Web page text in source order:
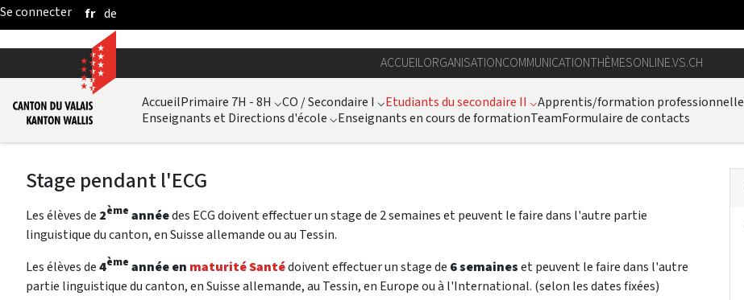
Saut au contenu principal
fr de
ACCUEILORGANISATIONCOMMUNICATIONTHÈMESONLINE.VS.CH
AccueilPrimaire 7H - 8H ⌵CO / Secondaire I ⌵Etudiants du secondaire II ⌵Apprentis/formation professionnelle
Enseignants et Directions d'école ⌵Enseignants en cours de formationTeamFormulaire de contacts
Stage pendant l'ECG
Les élèves de 2ème annéedes ECG doivent effectuer un stage de 2 semaines et peuvent le faire dans l'autre partie
linguistique du canton, en Suisse allemande ou au Tessin.
Les élèves de4ème année en maturité Santédoivent effectuer un stage de 6 semaineset peuvent le faire dans l'autre
partie linguistique du canton, en Suisse allemande, au Tessin, en Europe ou à l'International. (selon les dates fixées)